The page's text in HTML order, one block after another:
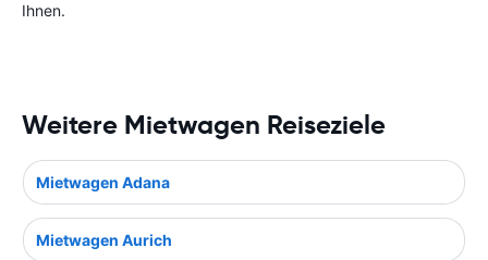
Ihnen.
Weitere Mietwagen Reiseziele
Mietwagen Adana
Mietwagen Aurich